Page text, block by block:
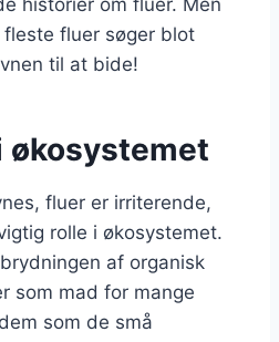
historier om fluer. Men
fluer søger blot
til at bide!
økosystemet
fluer er irriterende,
rolle i økosystemet.
af organisk
som mad for mange
som de små